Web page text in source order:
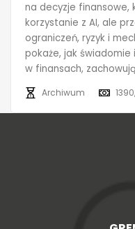
na decyzje finansowe,
korzystanie z AI, ale
ograniczeń, ryzyk i
pokaże, jak świadomie
w finansach,
Archiwum